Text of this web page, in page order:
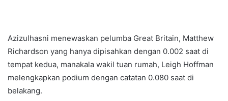
Azizulhasni menewaskan pelumba Great Britain, Matthew
Richardson yang hanya dipisahkan dengan 0.002 saat di
tempat kedua, manakala wakil tuan rumah, Leigh Hoffman
melengkapkan podium dengan catatan 0.080 saat di
belakang.